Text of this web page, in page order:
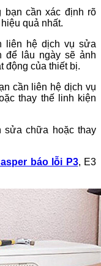
bạn cần xác định rõ
quả nhất.
liên hệ dịch vụ sửa
để lâu ngày sẽ ảnh
động của thiết bị.
cần liên hệ dịch vụ
thay thế linh kiện
chữa hoặc thay
báo lỗi P3, E3